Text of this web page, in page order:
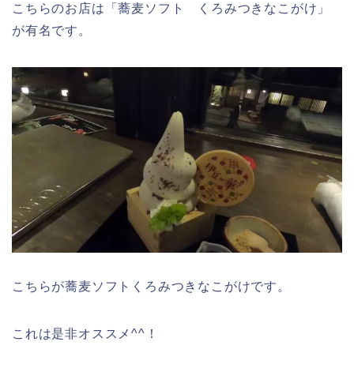
こちらのお店は「蕎麦ソフト くろみつきなこがけ」
が有名です。
こちらが蕎麦ソフトくろみつきなこがけです。
これは是非オススメ^^！